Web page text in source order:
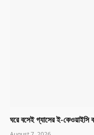
ঘরে বসেই গ্যাসের ই-কেওয়াইসি